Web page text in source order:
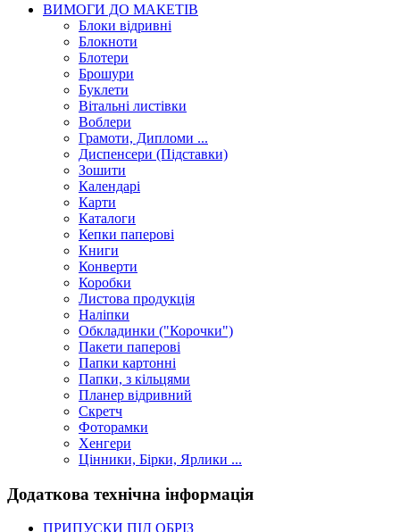
ВИМОГИ ДО МАКЕТІВ
Блоки відривні
Блокноти
Блотери
Брошури
Буклети
Вітальні листівки
Воблери
Грамоти, Дипломи ...
Диспенсери (Підставки)
Зошити
Календарі
Карти
Каталоги
Кепки паперові
Книги
Конверти
Коробки
Листова продукція
Наліпки
Обкладинки ("Корочки")
Пакети паперові
Папки картонні
Папки, з кільцями
Планер відривний
Скретч
Фоторамки
Хенгери
Цінники, Бірки, Ярлики ...
Додаткова технічна інформація
ПРИПУСКИ ПІД ОБРІЗ